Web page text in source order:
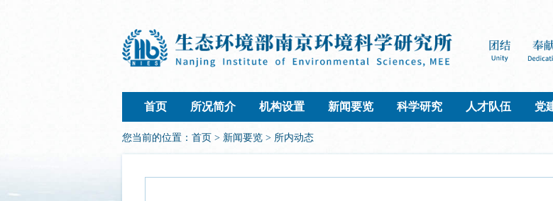
首页 所况简介 机构设置 新闻要览 科学研究 人才队伍 党
您当前的位置： 首页 > 新闻要览 > 所内动态